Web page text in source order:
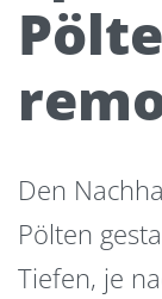
Den
Pölten
Tiefen, je